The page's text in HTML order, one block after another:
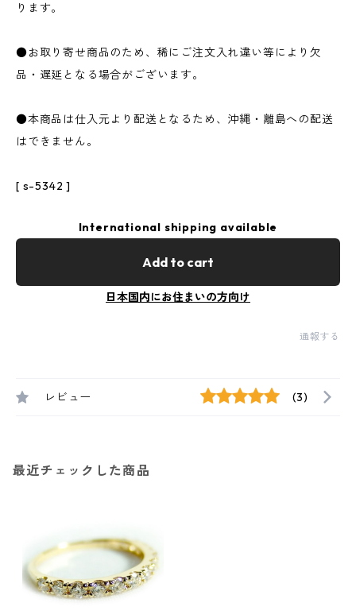
ります。
●お取り寄せ商品のため、稀にご注文入れ違い等により欠
品・遅延となる場合がございます。
●本商品は仕入元より配送となるため、沖縄・離島への配送
はできません。
[ s-5342 ]
International shipping available
Add to cart
日本国内にお住まいの方向け
通報する
レビュー (3)
最近チェックした商品